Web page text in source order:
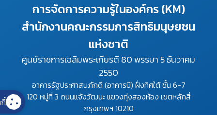
การจัดการความรู้ในองค์กร (KM)
สำนักงานคณะกรรมการสิทธิมนุษยชน
แห่งชาติ
ศูนย์ราชการเฉลิมพระเกียรติ 80 พรรษา 5 ธันวาคม
2550
อาคารรัฐประศาสนภักดี (อาคารบี) ฝั่งทิศใต้ ชั้น 6-7
120 หมู่ที่ 3 ถนนแจ้งวัฒนะ แขวงทุ่งสองห้อง เขตหลักสี่
กรุงเทพฯ 10210